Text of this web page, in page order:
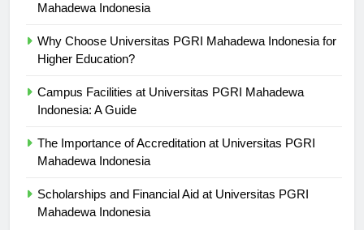
Mahadewa Indonesia
Why Choose Universitas PGRI Mahadewa Indonesia for
Higher Education?
Campus Facilities at Universitas PGRI Mahadewa
Indonesia: A Guide
The Importance of Accreditation at Universitas PGRI
Mahadewa Indonesia
Scholarships and Financial Aid at Universitas PGRI
Mahadewa Indonesia